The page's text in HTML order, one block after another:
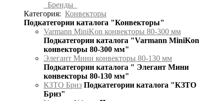
Бренды
Категория: Конвекторы
Подкатегории каталога "Конвекторы"
Varmann MiniKon конвекторы 80-300 мм
Подкатегории каталога "Varmann MiniKon
конвекторы 80-300 мм"
Элегант Мини конвекторы 80-130 мм
Подкатегории каталога " Элегант Мини
конвекторы 80-130 мм"
КЗТО Бриз Подкатегории каталога "КЗТО
Бриз"